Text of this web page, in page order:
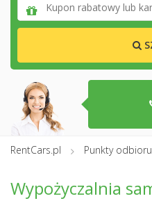
RentCars.pl Punkty odbioru
Wypożyczalnia